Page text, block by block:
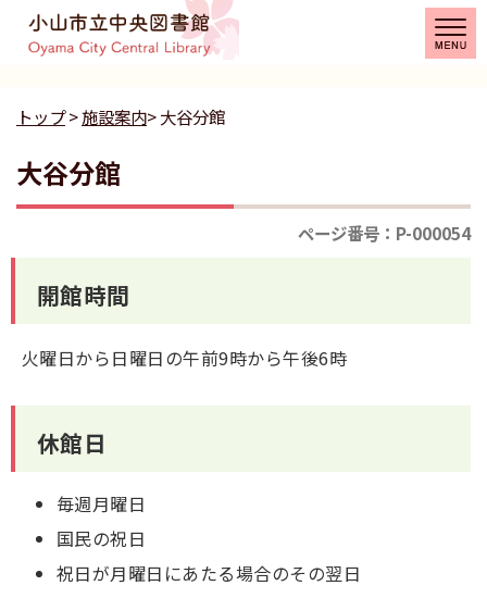
トップ>施設案内> 大谷分館
大谷分館
ページ番号：P-000054
開館時間
火曜日から日曜日の午前9時から午後6時
休館日
毎週月曜日
国民の祝日
祝日が月曜日にあたる場合のその翌日